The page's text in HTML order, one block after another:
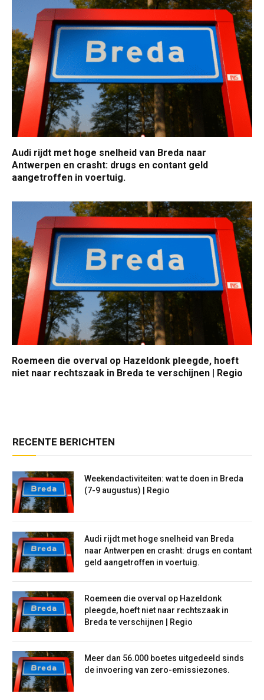
Audi rijdt met hoge snelheid van Breda naar
Antwerpen en crasht: drugs en contant geld
aangetroffen in voertuig.
Roemeen die overval op Hazeldonk pleegde, hoeft
niet naar rechtszaak in Breda te verschijnen | Regio
RECENTE BERICHTEN
Weekendactiviteiten: wat te doen in Breda
(7-9 augustus) | Regio
Audi rijdt met hoge snelheid van Breda
naar Antwerpen en crasht: drugs en contant
geld aangetroffen in voertuig.
Roemeen die overval op Hazeldonk
pleegde, hoeft niet naar rechtszaak in
Breda te verschijnen | Regio
Meer dan 56.000 boetes uitgedeeld sinds
de invoering van zero-emissiezones.